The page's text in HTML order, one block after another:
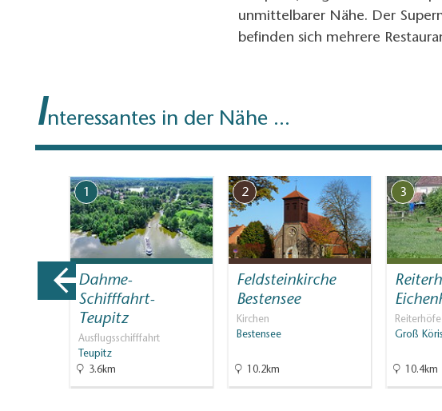
unmittelbarer Nähe. Der
befinden sich mehrere
Interessantes in der Nähe ...
1
Dahme-
Schifffahrt-
Teupitz
Ausflugsschifffahrt
Teupitz
3.6km
2
Feldsteinkirche
Bestensee
Kirchen
Bestensee
10.2km
3
Reiterhöfe
Groß Köris
10.4km